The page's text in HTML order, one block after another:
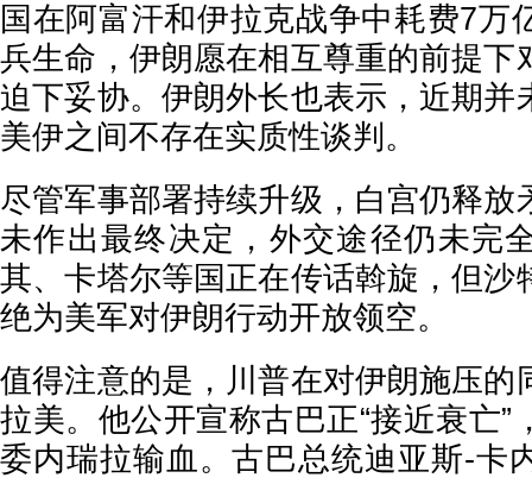
国在阿富汗和伊拉克战争中耗费7万
兵生命，伊朗愿在相互尊重的前提下
迫下妥协。伊朗外长也表示，近期并
美伊之间不存在实质性谈判。
尽管军事部署持续升级，白宫仍释放
未作出最终决定，外交途径仍未完
其、卡塔尔等国正在传话斡旋，但沙
绝为美军对伊朗行动开放领空。
值得注意的是，川普在对伊朗施压的
拉美。他公开宣称古巴正“接近衰亡”
委内瑞拉输血。古巴总统迪亚斯-卡